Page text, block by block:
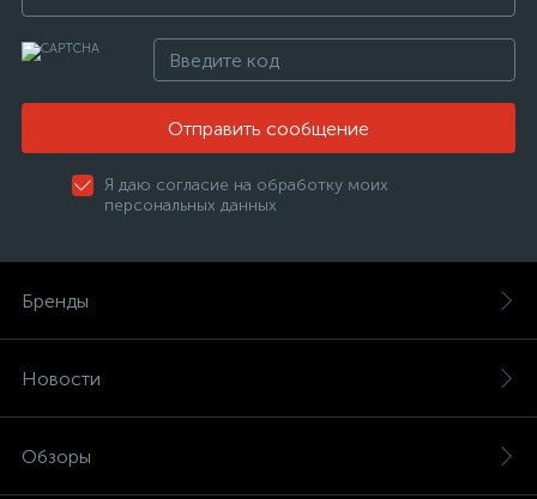
Отправить сообщение
Я даю согласие на обработку моих
персональных данных
Бренды
Новости
Обзоры